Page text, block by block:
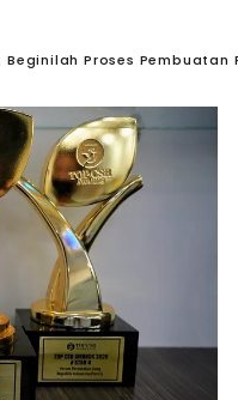
Beginilah Proses